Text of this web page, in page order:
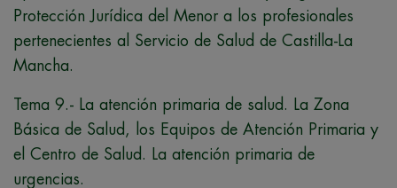
Protección Jurídica del Menor a los profesionales
pertenecientes al Servicio de Salud de Castilla-La
Mancha.
Tema 9.- La atención primaria de salud. La Zona
Básica de Salud, los Equipos de Atención Primaria y
el Centro de Salud. La atención primaria de
urgencias.